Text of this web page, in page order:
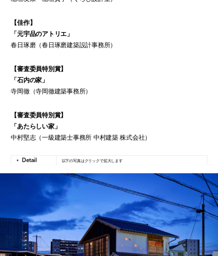
【佳作】
「元宇品のアトリエ」
春日琢磨（春日琢磨建築設計事務所）
【審査委員特別賞】
「石内の家」
寺岡徹（寺岡徹建築事務所）
【審査委員特別賞】
「あたらしい家」
中村堅志（一級建築士事務所 中村建築 株式会社）
以下の写真はクリックで拡大します